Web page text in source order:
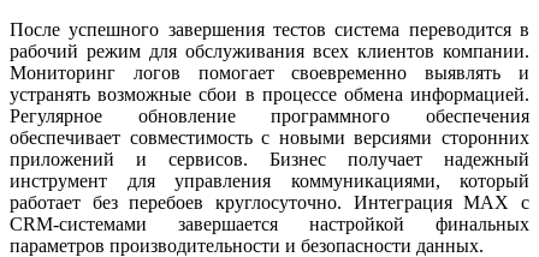
После успешного завершения тестов система переводится в
рабочий режим для обслуживания всех клиентов компании.
Мониторинг логов помогает своевременно выявлять и
устранять возможные сбои в процессе обмена информацией.
Регулярное обновление программного обеспечения
обеспечивает совместимость с новыми версиями сторонних
приложений и сервисов. Бизнес получает надежный
инструмент для управления коммуникациями, который
работает без перебоев круглосуточно. Интеграция MAX с
CRM-системами завершается настройкой финальных
параметров производительности и безопасности данных.